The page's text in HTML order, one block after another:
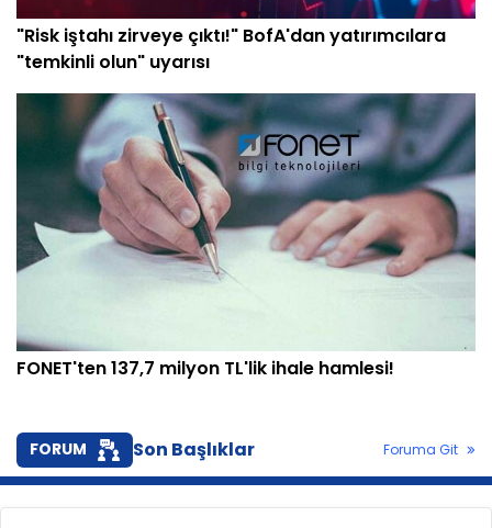
"Risk iştahı zirveye çıktı!" BofA'dan yatırımcılara
"temkinli olun" uyarısı
FONET'ten 137,7 milyon TL'lik ihale hamlesi!
FORUM Son Başlıklar Foruma Git